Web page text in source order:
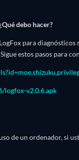
debo hacer?
para
estos pasos para
logfox-v2.0.6.apk
de un ordenador, si